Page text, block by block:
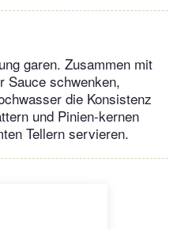
garen. Zusammen mit
Sauce schwenken,
die Konsistenz
und Pinien-kernen
Tellern servieren.